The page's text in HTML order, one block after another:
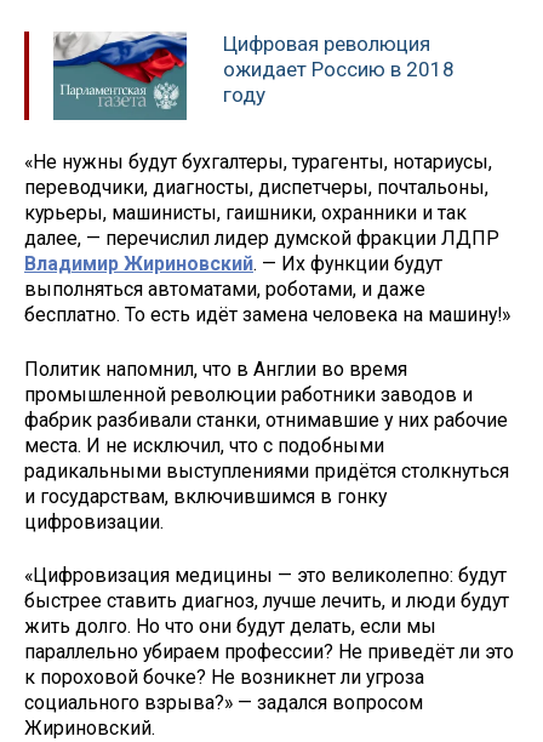
Цифровая революция
ожидает Россию в 2018
году
«Не нужны будут бухгалтеры, турагенты, нотариусы,
переводчики, диагносты, диспетчеры, почтальоны,
курьеры, машинисты, гаишники, охранники и так
далее, — перечислил лидер думской фракции ЛДПР
Владимир Жириновский. — Их функции будут
выполняться автоматами, роботами, и даже
бесплатно. То есть идёт замена человека на машину!»
Политик напомнил, что в Англии во время
промышленной революции работники заводов и
фабрик разбивали станки, отнимавшие у них рабочие
места. И не исключил, что с подобными
радикальными выступлениями придётся столкнуться
и государствам, включившимся в гонку
цифровизации.
«Цифровизация медицины — это великолепно: будут
быстрее ставить диагноз, лучше лечить, и люди будут
жить долго. Но что они будут делать, если мы
параллельно убираем профессии? Не приведёт ли это
к пороховой бочке? Не возникнет ли угроза
социального взрыва?» — задался вопросом
Жириновский.